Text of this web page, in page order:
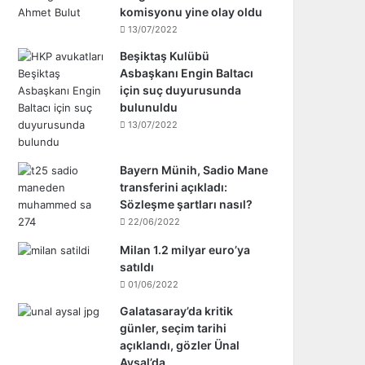
komisyonu yine olay oldu
13/07/2022
Beşiktaş Kulübü
Asbaşkanı Engin Baltacı
için suç duyurusunda
bulunuldu
13/07/2022
Bayern Münih, Sadio Mane
transferini açıkladı:
Sözleşme şartları nasıl?
22/06/2022
Milan 1.2 milyar euro’ya
satıldı
01/06/2022
Galatasaray’da kritik
günler, seçim tarihi
açıklandı, gözler Ünal